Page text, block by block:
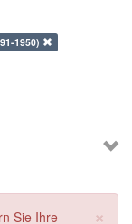
1950)
×
Sie Ihre